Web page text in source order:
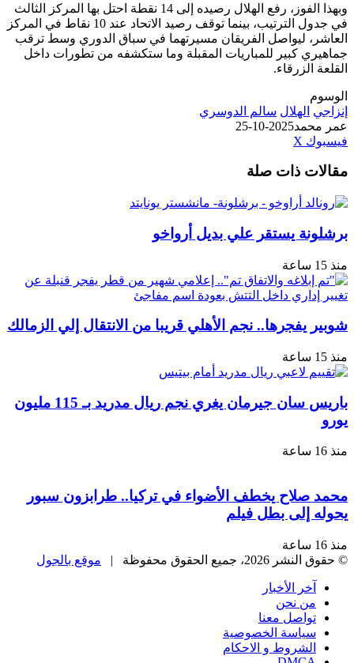
وبهذا الفوز، رفع الهلال رصيده إلى 14 نقطة احتل بها المركز الثالث
في جدول الترتيب، بينما توقف رصيد الاتحاد عند 10 نقاط في المركز
ليواصل الفريقان مسيرتهما في سباق الدوري وسط ترقب
كبير للمباريات المقبلة وما ستكشفه من تطورات داخل
الهلال سالم الدوسري
2025-10-25
‫Xلينكدإن
بينتيريست
مشاركة
البريد
طباعة
ذات صلة
يستقر علي بديل أرواخو
يفجرها.. نجم الأهلي قريبا من الانتقال إلي الزمالك
باريس سان جيرمان يغري نجم ريال مدريد بـ 115 مليون
يخطف الأضواء في تركيا.. طرابزون سبور
إلى بطل فيلم
جميع الحقوق محفوظة | موقع بالجول
الأخبار
نحن
معنا
الخصوصية
و الاحكام